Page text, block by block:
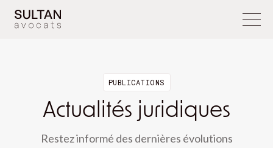
PUBLICATIONS
Actualités juridiques
Restez informé des dernières évolutions